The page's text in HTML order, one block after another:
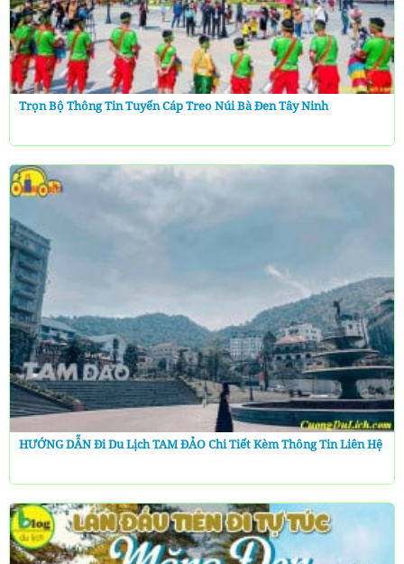
Trọn Bộ Thông Tin Tuyến Cáp Treo Núi Bà Đen Tây Ninh
HƯỚNG DẪN Đi Du Lịch TAM ĐẢO Chi Tiết Kèm Thông Tin Liên Hệ